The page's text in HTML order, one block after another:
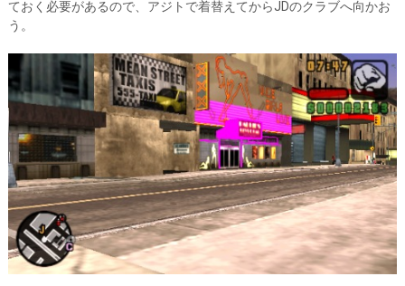
ておく必要があるので、アジトで着替えてからJDのクラブへ向かお
う。